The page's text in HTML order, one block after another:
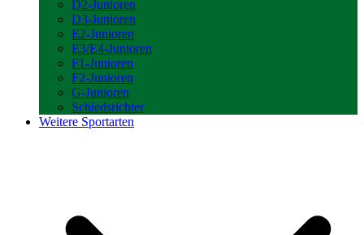
D2-Junioren
D3-Junioren
E2-Junioren
E3/E4-Junioren
F1-Junioren
F2-Junioren
G-Junioren
Schiedsrichter
Weitere Sportarten